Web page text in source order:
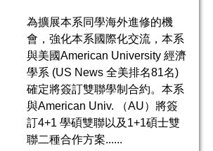
為擴展本系同學海外進修的機
會，強化本系國際化交流，本系
與美國American University 經濟
學系 (US News 全美排名81名)
確定將簽訂雙聯學制合約。本系
與American Univ. （AU）將簽
訂4+1 學碩雙聯以及1+1碩士雙
聯二種合作方案......